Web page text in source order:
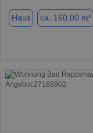
Haus ca. 160,00 m²